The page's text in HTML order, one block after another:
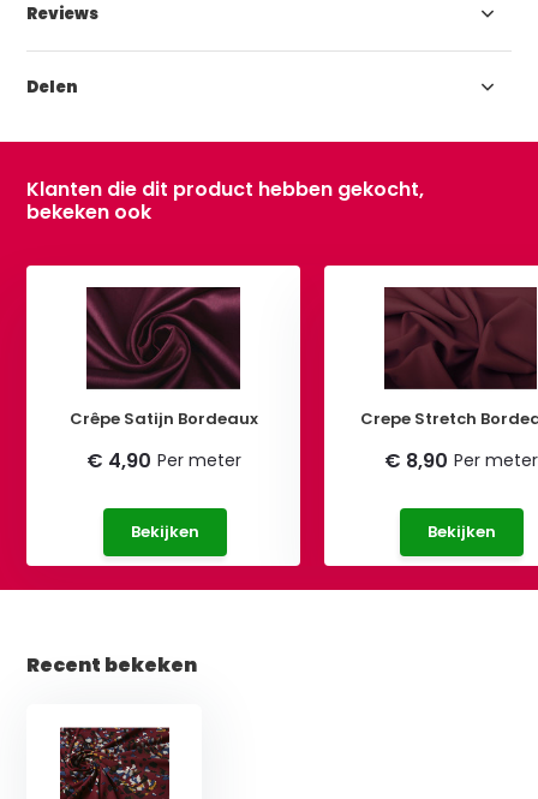
Reviews
Delen
Klanten die dit product hebben gekocht,
bekeken ook
Crêpe Satijn Bordeaux
€ 4,90 Per meter
Bekijken
Crepe Stretch
€ 8,90 Per meter
Bekijken
Recent bekeken